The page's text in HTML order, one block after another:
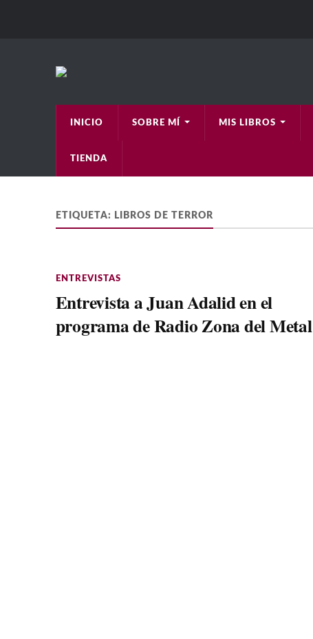
INICIO SOBRE MÍ MIS LIBROS
TIENDA
ETIQUETA: LIBROS DE TERROR
ENTREVISTAS
Entrevista a Juan Adalid en el
programa de Radio Zona del Metal